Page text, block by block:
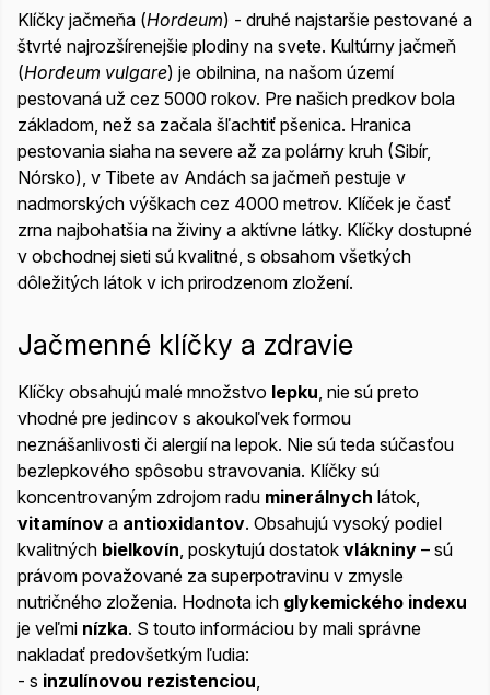
Klíčky jačmeňa (Hordeum) - druhé najstaršie pestované a
štvrté najrozšírenejšie plodiny na svete. Kultúrny jačmeň
(Hordeum vulgare) je obilnina, na našom území
pestovaná už cez 5000 rokov. Pre našich predkov bola
základom, než sa začala šľachtiť pšenica. Hranica
pestovania siaha na severe až za polárny kruh (Sibír,
Nórsko), v Tibete av Andách sa jačmeň pestuje v
nadmorských výškach cez 4000 metrov. Klíček je časť
zrna najbohatšia na živiny a aktívne látky. Klíčky dostupné
v obchodnej sieti sú kvalitné, s obsahom všetkých
dôležitých látok v ich prirodzenom zložení.
Jačmenné klíčky a zdravie
Klíčky obsahujú malé množstvo lepku, nie sú preto
vhodné pre jedincov s akoukoľvek formou
neznášanlivosti či alergií na lepok. Nie sú teda súčasťou
bezlepkového spôsobu stravovania. Klíčky sú
koncentrovaným zdrojom radu minerálnych látok,
vitamínov a antioxidantov. Obsahujú vysoký podiel
kvalitných bielkovín, poskytujú dostatok vlákniny – sú
právom považované za superpotravinu v zmysle
nutričného zloženia. Hodnota ich glykemického indexu
je veľmi nízka. S touto informáciou by mali správne
nakladať predovšetkým ľudia:
- s inzulínovou rezistenciou,